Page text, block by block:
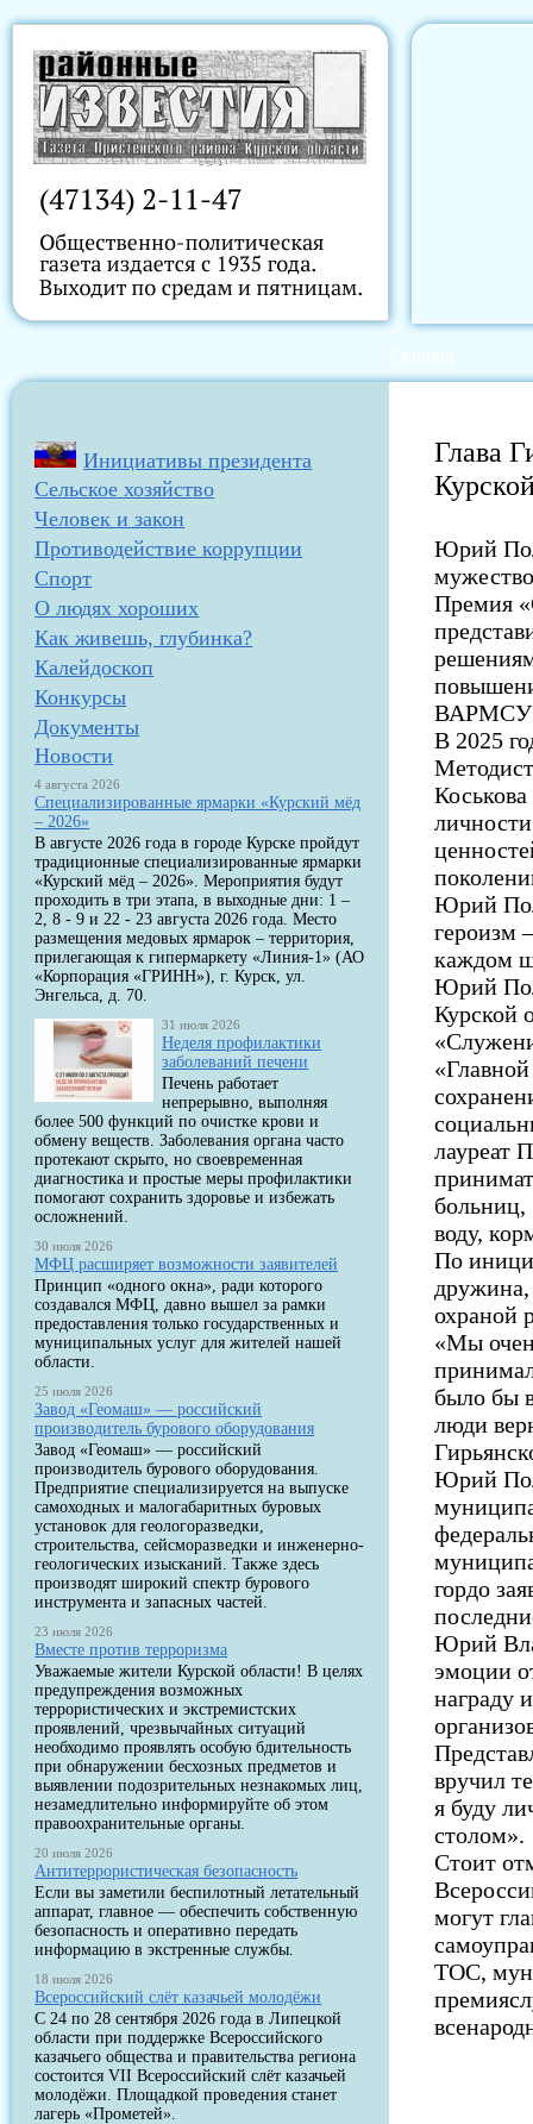
Инициативы президента
Сельское хозяйство
Человек и закон
Противодействие коррупции
Спорт
О людях хороших
Как живешь, глубинка?
Калейдоскоп
Конкурсы
Документы
Новости
4 августа 2026
Специализированные ярмарки «Курский мёд
– 2026»
В августе 2026 года в городе Курске пройдут
традиционные специализированные ярмарки
«Курский мёд – 2026». Мероприятия будут
проходить в три этапа, в выходные дни: 1 –
2, 8 - 9 и 22 - 23 августа 2026 года. Место
размещения медовых ярмарок – территория,
прилегающая к гипермаркету «Линия-1» (АО
«Корпорация «ГРИНН»), г. Курск, ул.
Энгельса, д. 70.
31 июля 2026
Неделя профилактики
заболеваний печени
Печень работает
непрерывно, выполняя
более 500 функций по очистке крови и
обмену веществ. Заболевания органа часто
протекают скрыто, но своевременная
диагностика и простые меры профилактики
помогают сохранить здоровье и избежать
осложнений.
30 июля 2026
МФЦ расширяет возможности заявителей
Принцип «одного окна», ради которого
создавался МФЦ, давно вышел за рамки
предоставления только государственных и
муниципальных услуг для жителей нашей
области.
25 июля 2026
Завод «Геомаш» — российский
производитель бурового оборудования
Завод «Геомаш» — российский
производитель бурового оборудования.
Предприятие специализируется на выпуске
самоходных и малогабаритных буровых
установок для геологоразведки,
строительства, сейсморазведки и инженерно-
геологических изысканий. Также здесь
производят широкий спектр бурового
инструмента и запасных частей.
23 июля 2026
Вместе против терроризма
Уважаемые жители Курской области! В целях
предупреждения возможных
террористических и экстремистских
проявлений, чрезвычайных ситуаций
необходимо проявлять особую бдительность
при обнаружении бесхозных предметов и
выявлении подозрительных незнакомых лиц,
незамедлительно информируйте об этом
правоохранительные органы.
20 июля 2026
Антитеррористическая безопасность
Если вы заметили беспилотный летательный
аппарат, главное — обеспечить собственную
безопасность и оперативно передать
информацию в экстренные службы.
18 июля 2026
Всероссийский слёт казачьей молодёжи
С 24 по 28 сентября 2026 года в Липецкой
области при поддержке Всероссийского
казачьего общества и правительства региона
состоится VII Всероссийский слёт казачьей
молодёжи. Площадкой проведения станет
лагерь «Прометей».
Глава
Юрий
Премия
ВАРМСУ
В 2025
Юрий
героизм
каждом
Юрий
Курской
лауреат
больниц,
воду,
По
дружина,
охраной
«Мы
было бы
люди
Юрий
гордо
Юрий
эмоции
награду
вручил
я буду
столом».
Стоит
могут
ТОС,